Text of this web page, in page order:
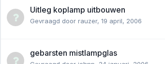
Uitleg koplamp uitbouwen
Gevraagd door rauzer, 19 april, 2006
gebarsten mistlampglas